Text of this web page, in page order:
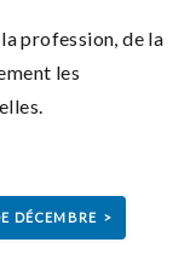
profession, de la
les
DÉCEMBRE